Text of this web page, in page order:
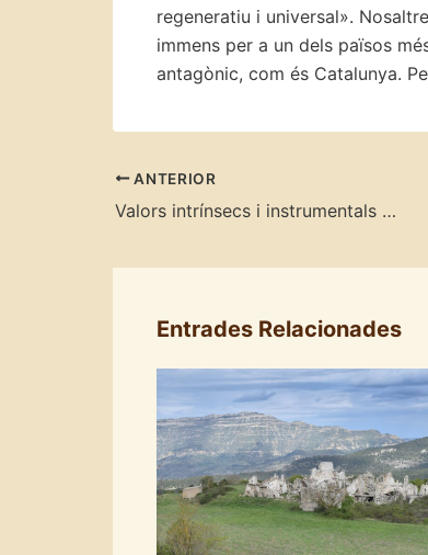
regeneratiu i universal».
immens per a un dels països
antagònic, com és Catalunya.
ANTERIOR
Valors intrínsecs i instrumentals de l’aigua: reptes i implicacions
Entrades Relacionades